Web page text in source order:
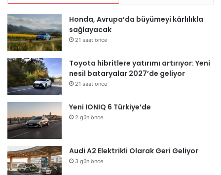
Honda, Avrupa’da büyümeyi kârlılıkla
sağlayacak
21 saat önce
Toyota hibritlere yatırımı artırıyor: Yeni
nesil bataryalar 2027’de geliyor
21 saat önce
Yeni IONIQ 6 Türkiye’de
2 gün önce
Audi A2 Elektrikli Olarak Geri Geliyor
3 gün önce